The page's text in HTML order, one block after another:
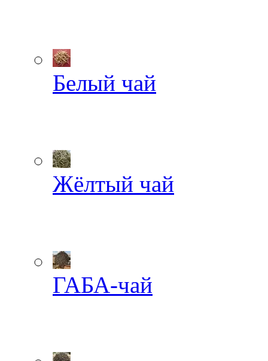
Белый чай
Жёлтый чай
ГАБА-чай